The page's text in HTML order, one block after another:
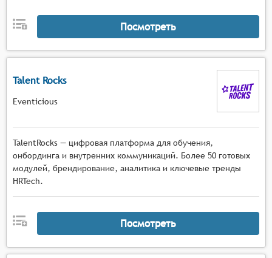
Посмотреть
Talent Rocks
Eventicious
TalentRocks — цифровая платформа для обучения,
онбординга и внутренних коммуникаций. Более 50 готовых
модулей, брендирование, аналитика и ключевые тренды
HRTech.
Посмотреть